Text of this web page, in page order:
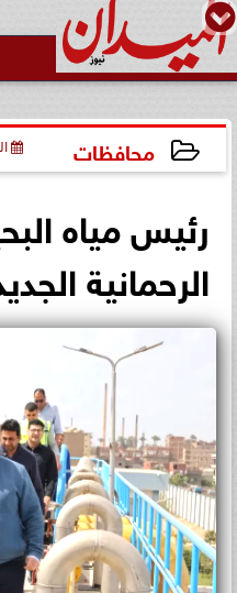
محافظات
رئيس مياه
الرحمانية